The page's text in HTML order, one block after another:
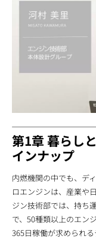
第1章 暮らし
インナップ
内燃機関の中でも、デ
ロエンジンは、産業や
ジン技術部では、持ち
で、50種類以上のエン
365日稼働が求められ